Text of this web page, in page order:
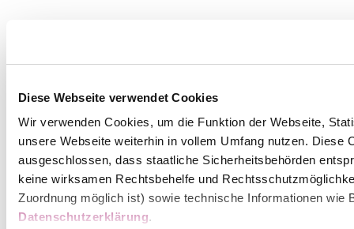
Diese Webseite verwendet Cookies
Wir verwenden Cookies, um die Funktion der Webseite,
unsere Webseite weiterhin in vollem Umfang nutzen.
ausgeschlossen, dass staatliche Sicherheitsbehörden
keine wirksamen Rechtsbehelfe und
Zuordnung möglich ist) sowie technische Informationen
Datenschutzerklärung.